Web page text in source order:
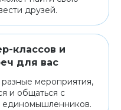
друзей.
классов и
для вас
мероприятия,
и общаться с
единомышленников.